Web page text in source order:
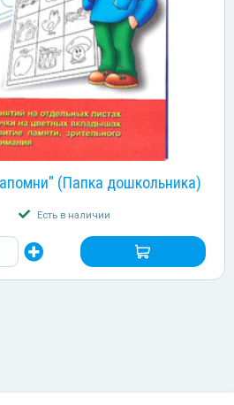
(Папка дошкольника)
Есть в наличии